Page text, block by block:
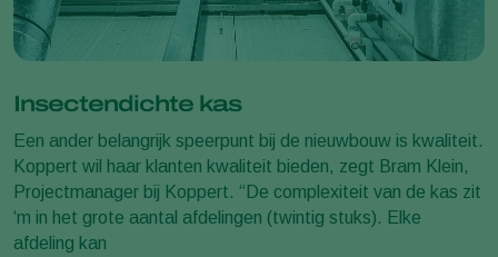
Insectendichte kas
Een ander belangrijk speerpunt bij de nieuwbouw is kwaliteit.
Koppert wil haar klanten kwaliteit bieden, zegt Bram Klein,
Projectmanager bij Koppert. “De complexiteit van de kas zit
‘m in het grote aantal afdelingen (twintig stuks). Elke
afdeling kan